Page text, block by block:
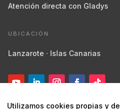
Atención directa con Gladys
UBICACIÓN
Lanzarote · Islas Canarias
Utilizamos cookies propias y